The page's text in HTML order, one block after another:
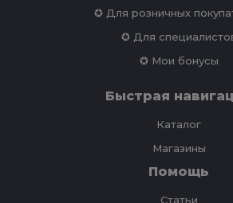
✪ Для розничных
✪ Для
✪ Мои бонусы
Быстрая
Каталог
Магазины
Помощь
Статьи